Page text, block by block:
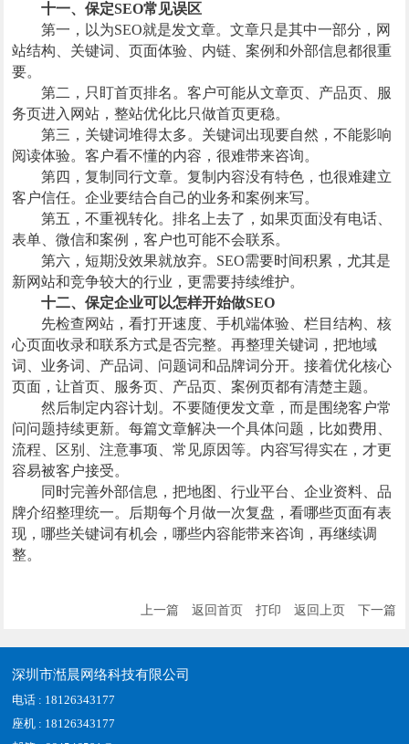
十一、保定SEO常见误区
第一，以为SEO就是发文章。文章只是其中一部分，网
站结构、关键词、页面体验、内链、案例和外部信息都很重
要。
第二，只盯首页排名。客户可能从文章页、产品页、服
务页进入网站，整站优化比只做首页更稳。
第三，关键词堆得太多。关键词出现要自然，不能影响
阅读体验。客户看不懂的内容，很难带来咨询。
第四，复制同行文章。复制内容没有特色，也很难建立
客户信任。企业要结合自己的业务和案例来写。
第五，不重视转化。排名上去了，如果页面没有电话、
表单、微信和案例，客户也可能不会联系。
第六，短期没效果就放弃。SEO需要时间积累，尤其是
新网站和竞争较大的行业，更需要持续维护。
十二、保定企业可以怎样开始做SEO
先检查网站，看打开速度、手机端体验、栏目结构、核
心页面收录和联系方式是否完整。再整理关键词，把地域
词、业务词、产品词、问题词和品牌词分开。接着优化核心
页面，让首页、服务页、产品页、案例页都有清楚主题。
然后制定内容计划。不要随便发文章，而是围绕客户常
问问题持续更新。每篇文章解决一个具体问题，比如费用、
流程、区别、注意事项、常见原因等。内容写得实在，才更
容易被客户接受。
同时完善外部信息，把地图、行业平台、企业资料、品
牌介绍整理统一。后期每个月做一次复盘，看哪些页面有表
现，哪些关键词有机会，哪些内容能带来咨询，再继续调
整。
上一篇 返回首页 打印 返回上页 下一篇
深圳市湉晨网络科技有限公司
电话 : 18126343177
座机 : 18126343177